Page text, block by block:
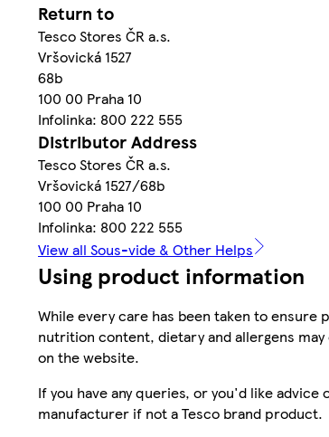
Return to
Tesco Stores ČR a.s.
Vršovická 1527
68b
100 00 Praha 10
Infolinka: 800 222 555
Distributor Address
Tesco Stores ČR a.s.
Vršovická 1527/68b
100 00 Praha 10
Infolinka: 800 222 555
View all Sous-vide & Other Helps
Using product information
While every care has been taken to
nutrition content, dietary and allergens
on the website.
If you have any queries, or you'd like
manufacturer if not a Tesco brand product.